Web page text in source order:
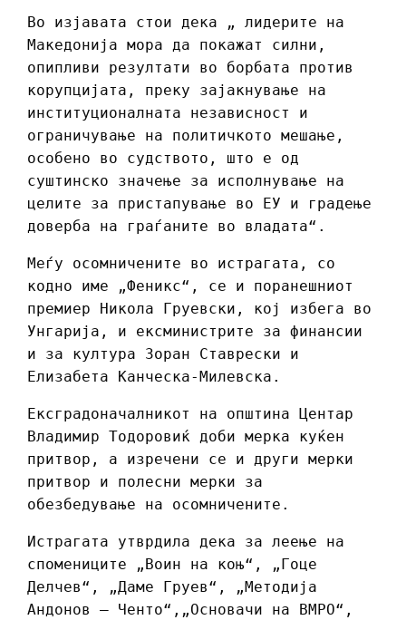
Во изјавата стои дека „ лидерите на
Македонија мора да покажат силни,
опипливи резултати во борбата против
корупцијата, преку зајакнување на
институционалната независност и
ограничување на политичкото мешање,
особено во судството, што е од
суштинско значење за исполнување на
целите за пристапување во ЕУ и градење
доверба на граѓаните во владата“.
Меѓу осомничените во истрагата, со
кодно име „Феникс“, се и поранешниот
премиер Никола Груевски, кој избега во
Унгарија, и ексминистрите за финансии
и за култура Зоран Ставрески и
Елизабета Канческа-Милевска.
Ексградоначалникот на општина Центар
Владимир Тодоровиќ доби мерка куќен
притвор, а изречени се и други мерки
притвор и полесни мерки за
обезбедување на осомничените.
Истрагата утврдила дека за леење на
спомениците „Воин на коњ“, „Гоце
Делчев“, „Даме Груев“, „Методија
Андонов – Ченто“,„Основачи на ВМРО“,